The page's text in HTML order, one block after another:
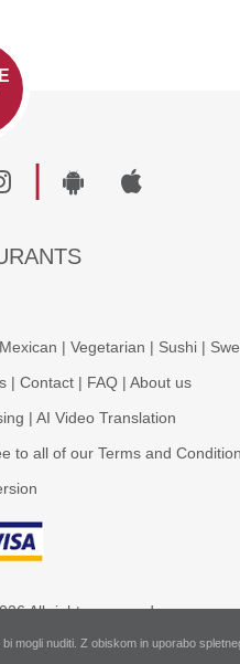
|
Mexican | Vegetarian | Sushi|
| Contact | FAQ | About us
| AI Video Translation
to all of our Terms and
All rights reserved
mogli nuditi. Z obiskom in uporabo